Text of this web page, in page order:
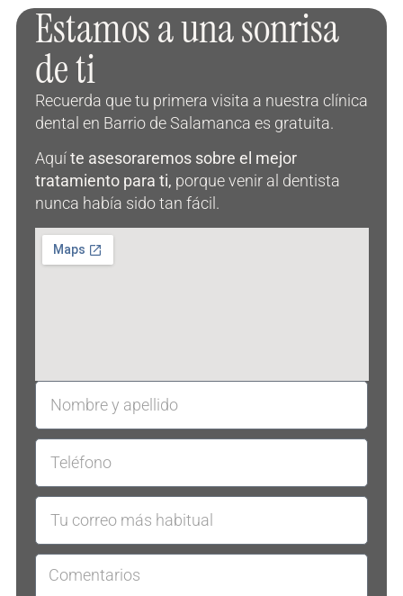
Estamos a una sonrisa
de ti
Recuerda que tu primera visita a nuestra clínica
dental en Barrio de Salamanca es gratuita.
Aquíte asesoraremos sobre el mejor
tratamiento para ti, porque venir al dentista
nunca había sido tan fácil.